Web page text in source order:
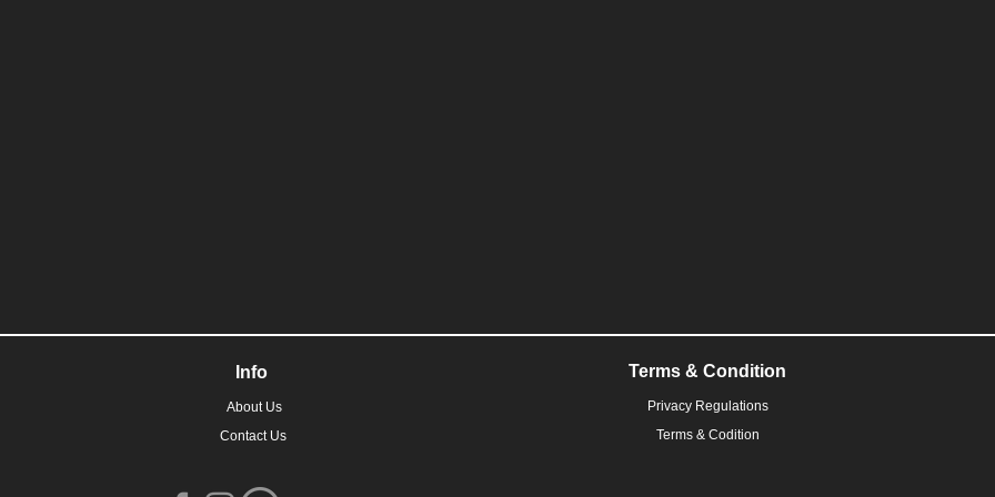
Info
About Us
Contact Us
Terms & Condition
Privacy Regulations
Terms & Codition